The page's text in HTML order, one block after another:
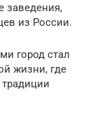
заведения,
из России.
город стал
жизни, где